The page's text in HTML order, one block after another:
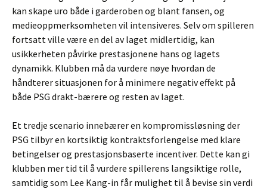
kan skape uro både i garderoben og blant fansen, og
medieoppmerksomheten vil intensiveres. Selv om spilleren
fortsatt ville være en del av laget midlertidig, kan
usikkerheten påvirke prestasjonene hans og lagets
dynamikk. Klubben må da vurdere nøye hvordan de
håndterer situasjonen for å minimere negativ effekt på
både PSG drakt-bærere og resten av laget.
Et tredje scenario innebærer en kompromissløsning der
PSG tilbyr en kortsiktig kontraktsforlengelse med klare
betingelser og prestasjonsbaserte incentiver. Dette kan gi
klubben mer tid til å vurdere spillerens langsiktige rolle,
samtidig som Lee Kang-in får mulighet til å bevise sin verdi